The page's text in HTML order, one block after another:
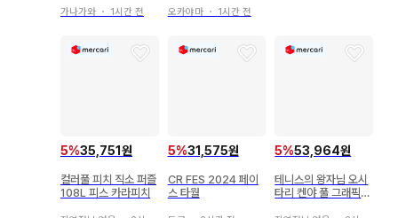
가나가와 ・ 1시간 전 오카야마・ 1시간 전
5%35,751원
컬러풀 피치 직소 퍼즐
108L 피스 카라피치
5%31,575원
CR FES 2024 페이
스 타월
5%53,964원
테니스의 왕자님 오시
타리 켄야 풀 그래픽